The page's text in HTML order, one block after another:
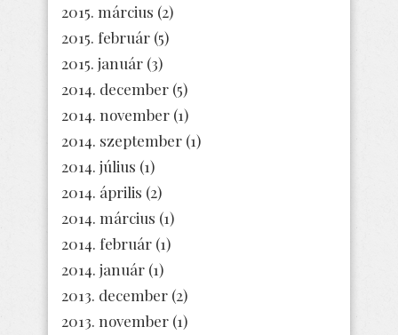
2015. március (2)
2015. február (5)
2015. január (3)
2014. december (5)
2014. november (1)
2014. szeptember (1)
2014. július (1)
2014. április (2)
2014. március (1)
2014. február (1)
2014. január (1)
2013. december (2)
2013. november (1)